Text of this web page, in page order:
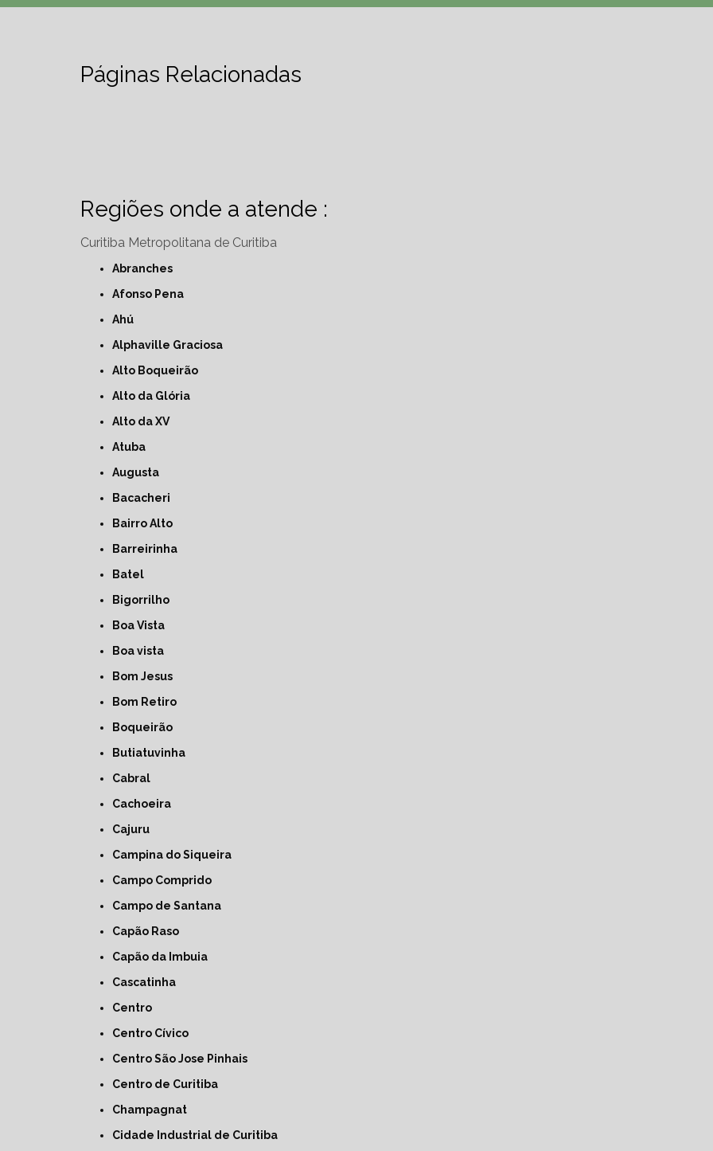
Páginas Relacionadas
Regiões onde a atende :
Curitiba Metropolitana de Curitiba
Abranches
Afonso Pena
Ahú
Alphaville Graciosa
Alto Boqueirão
Alto da Glória
Alto da XV
Atuba
Augusta
Bacacheri
Bairro Alto
Barreirinha
Batel
Bigorrilho
Boa Vista
Boa vista
Bom Jesus
Bom Retiro
Boqueirão
Butiatuvinha
Cabral
Cachoeira
Cajuru
Campina do Siqueira
Campo Comprido
Campo de Santana
Capão Raso
Capão da Imbuia
Cascatinha
Centro
Centro Cívico
Centro São Jose Pinhais
Centro de Curitiba
Champagnat
Cidade Industrial de Curitiba